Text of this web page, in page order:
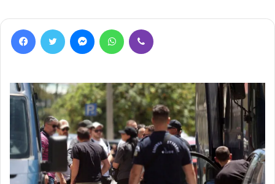
Facebook Twitter MessengerWhatsApp